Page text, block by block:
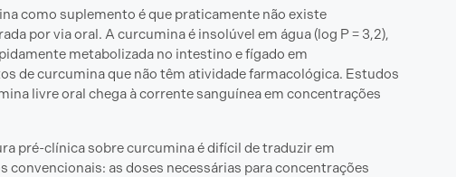
como suplemento é que praticamente não existe
por via oral. A curcumina é insolúvel em água (log P = 3,2),
metabolizada no intestino e fígado em
de curcumina que não têm atividade farmacológica. Estudos
livre oral chega à corrente sanguínea em concentrações
pré-clínica sobre curcumina é difícil de traduzir em
as doses necessárias para concentrações